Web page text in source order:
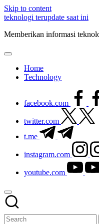
Skip to content
teknologi terupdate saat ini
Memberikan informasi
Home
Technology
facebook.com
twitter.com
t.me
instagram.com
youtube.com